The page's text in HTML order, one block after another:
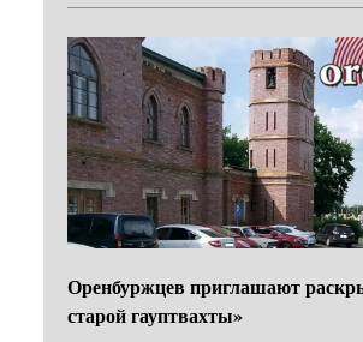
Оренбуржцев приглашают
старой гауптвахты»